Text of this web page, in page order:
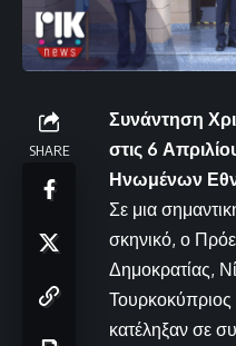
SHARE
Συνάντηση
στις 6
Ηνωμένων
Σε μια
σκηνικό, ο
Δημοκρατίας,
κατέληξαν σε